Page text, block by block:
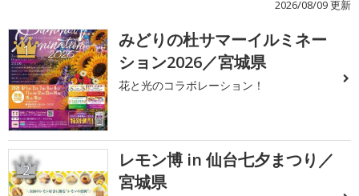
2026/08/09 更新
1
みどりの杜サマーイルミネー
ション2026／宮城県
花と光のコラボレーション！
2
レモン博 in 仙台七夕まつり／
宮城県